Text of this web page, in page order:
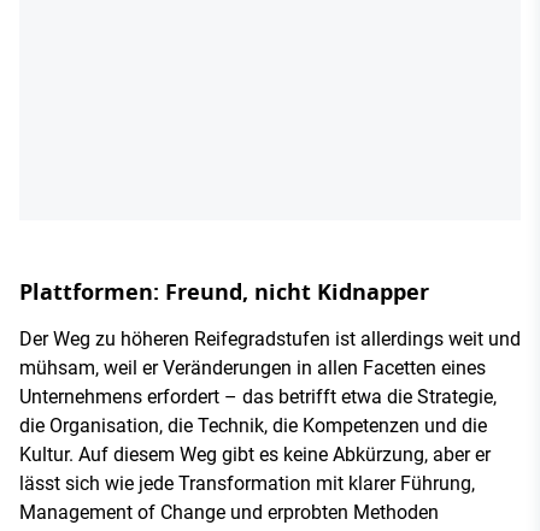
Plattformen: Freund, nicht Kidnapper
Der Weg zu höheren Reifegradstufen ist allerdings weit und
mühsam, weil er Veränderungen in allen Facetten eines
Unternehmens erfordert – das betrifft etwa die Strategie,
die Organisation, die Technik, die Kompetenzen und die
Kultur. Auf diesem Weg gibt es keine Abkürzung, aber er
lässt sich wie jede Transformation mit klarer Führung,
Management of Change und erprobten Methoden